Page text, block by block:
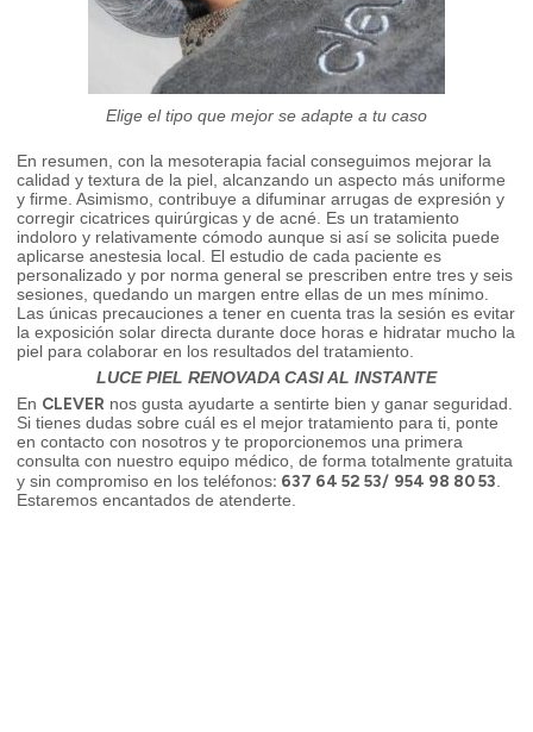
Elige el tipo que mejor se adapte a tu caso
En resumen, con la mesoterapia facial conseguimos mejorar la
calidad y textura de la piel, alcanzando un aspecto más uniforme
y firme. Asimismo, contribuye a difuminar arrugas de expresión y
corregir cicatrices quirúrgicas y de acné. Es un tratamiento
indoloro y relativamente cómodo aunque si así se solicita puede
aplicarse anestesia local. El estudio de cada paciente es
personalizado y por norma general se prescriben entre tres y seis
sesiones, quedando un margen entre ellas de un mes mínimo.
Las únicas precauciones a tener en cuenta tras la sesión es evitar
la exposición solar directa durante doce horas e hidratar mucho la
piel para colaborar en los resultados del tratamiento.
LUCE PIEL RENOVADA CASI AL INSTANTE
En CLEVER nos gusta ayudarte a sentirte bien y ganar seguridad.
Si tienes dudas sobre cuál es el mejor tratamiento para ti, ponte
en contacto con nosotros y te proporcionemos una primera
consulta con nuestro equipo médico, de forma totalmente gratuita
y sin compromiso en los teléfonos: 637 64 52 53/ 954 98 80 53
Estaremos encantados de atenderte.